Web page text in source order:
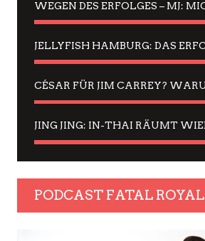
PODCAST FATAL ROYAL